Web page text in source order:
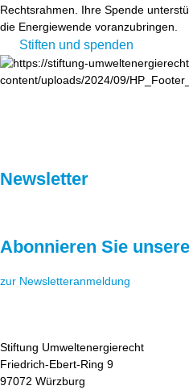
Rechtsrahmen. Ihre Spende
die Energiewende voranzubringen.
Stiften und spenden
Newsletter
Abonnieren Sie
zur Newsletteranmeldung
Stiftung Umweltenergierecht
Friedrich-Ebert-Ring 9
97072 Würzburg